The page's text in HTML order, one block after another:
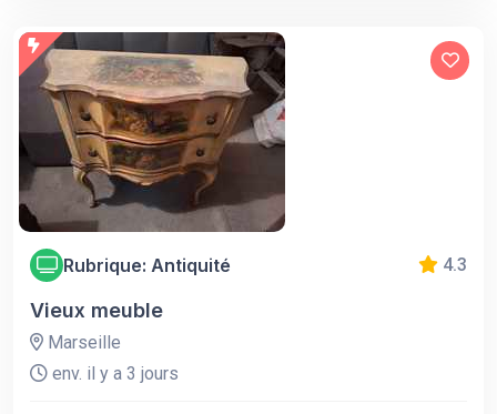
Rubrique: Antiquité 4.3
Vieux meuble
Marseille
env. il y a 3 jours